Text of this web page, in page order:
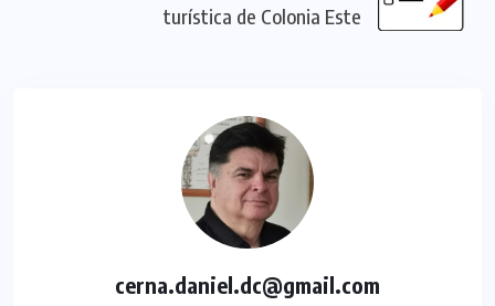
turística de Colonia Este
cerna.daniel.dc@gmail.com